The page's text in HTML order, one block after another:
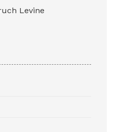
Levine